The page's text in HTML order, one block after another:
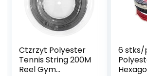
Ctzrzyt Polyester
Tennis String 200M
Reel Gym
6 stks/